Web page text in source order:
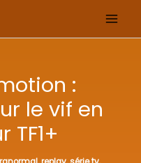
:
le vif en
TF1+